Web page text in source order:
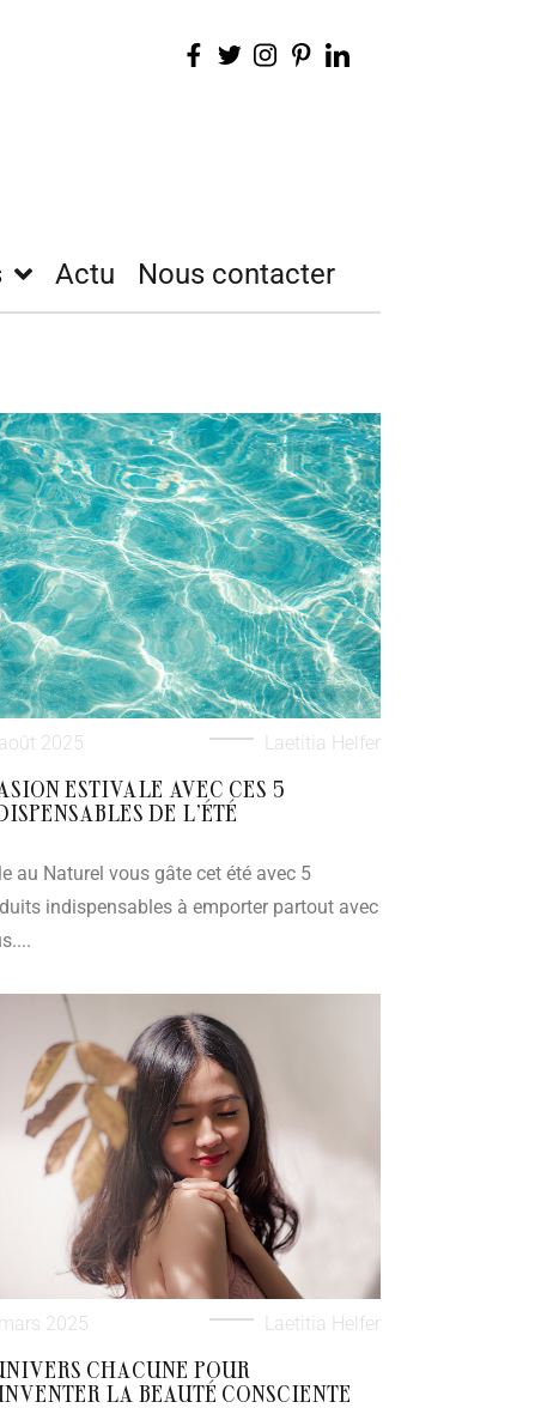
Actu Nous contacter
2025 Laetitia Helfer
ESTIVALE AVEC CES 5
DE L’ÉTÉ
au Naturel vous gâte cet été avec 5
indispensables à emporter partout avec
2025 Laetitia Helfer
CHACUNE POUR
LA BEAUTÉ CONSCIENTE